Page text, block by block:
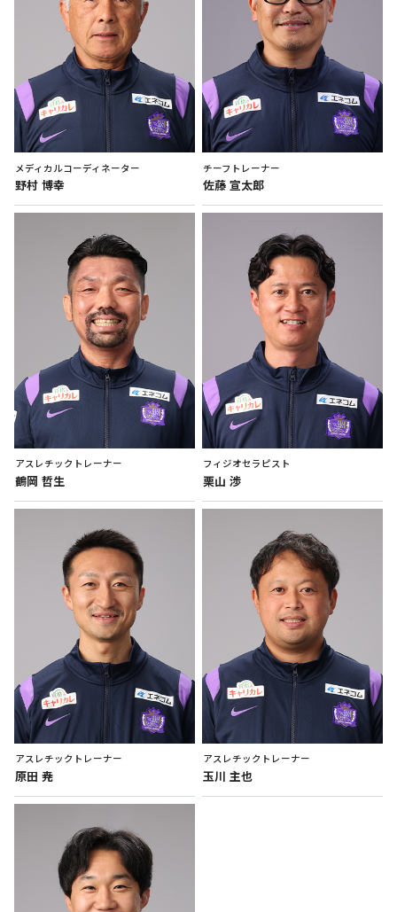
メディカルコーディネーター
野村 博幸
チーフトレーナー
佐藤 宣太郎
アスレチックトレーナー
鶴岡 哲生
フィジオセラピスト
栗山 渉
アスレチックトレーナー
原田 尭
アスレチックトレーナー
玉川 主也